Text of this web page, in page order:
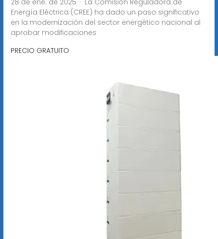
Energía Eléctrica (CREE) ha dado un paso significativo
en la modernización del sector energético nacional al
aprobar modificaciones
PRECIO GRATUITO